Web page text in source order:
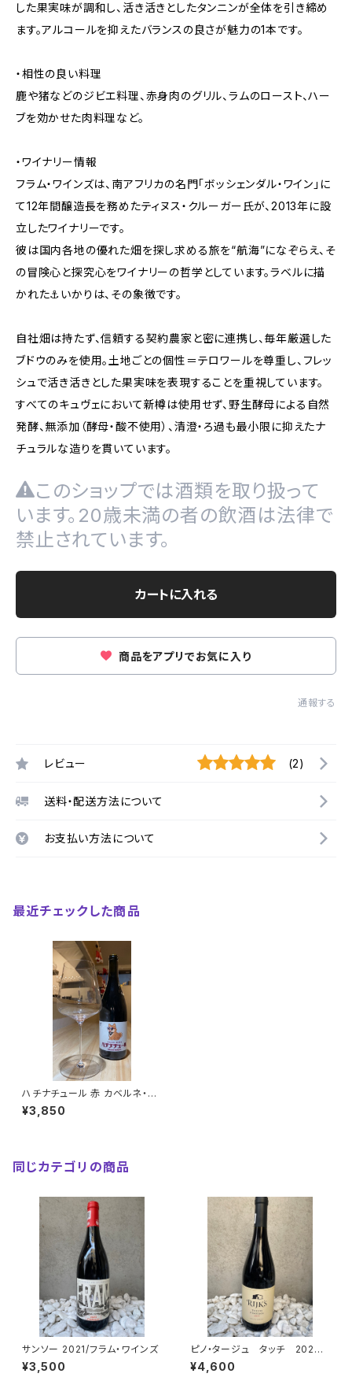
した果実味が調和し、活き活きとしたタンニンが全体を引き締め
ます。アルコールを抑えたバランスの良さが魅力の1本です。
・相性の良い料理
鹿や猪などのジビエ料理、赤身肉のグリル、ラムのロースト、ハー
ブを効かせた肉料理など。
・ワイナリー情報
フラム・ワインズは、南アフリカの名門「ボッシェンダル・ワイン」に
て12年間醸造長を務めたティヌス・クルーガー氏が、2013年に設
立したワイナリーです。
彼は国内各地の優れた畑を探し求める旅を“航海”になぞらえ、そ
の冒険心と探究心をワイナリーの哲学としています。ラベルに描
かれた⚓いかりは、その象徴です。
自社畑は持たず、信頼する契約農家と密に連携し、毎年厳選した
ブドウのみを使用。土地ごとの個性＝テロワールを尊重し、フレッ
シュで活き活きとした果実味を表現することを重視しています。
すべてのキュヴェにおいて新樽は使用せず、野生酵母による自然
発酵、無添加（酵母・酸不使用）、清澄・ろ過も最小限に抑えたナ
チュラルな造りを貫いています。
このショップでは酒類を取り扱って
います。20歳未満の者の飲酒は法律で
禁止されています。
カートに入れる
商品をアプリでお気に入り
通報する
レビュー (2)
送料・配送方法について
お支払い方法について
最近チェックした商品
ハチナチュール 赤 カベルネ・ソ
ーヴィニヨン 2023/フラム・ワイ
ンズ
¥3,850
同じカテゴリの商品
サンソー 2021/フラム・ワインズ
¥3,500
ピノ・タージュ タッチ 2023 /
ライクス
¥4,600